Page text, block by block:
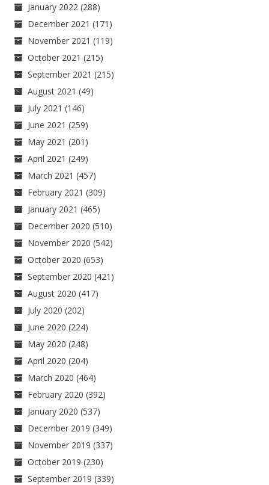
January 2022 (288)
December 2021 (171)
November 2021 (119)
October 2021 (215)
September 2021 (215)
August 2021 (49)
July 2021 (146)
June 2021 (259)
May 2021 (201)
April 2021 (249)
March 2021 (457)
February 2021 (309)
January 2021 (465)
December 2020 (510)
November 2020 (542)
October 2020 (653)
September 2020 (421)
August 2020 (417)
July 2020 (202)
June 2020 (224)
May 2020 (248)
April 2020 (204)
March 2020 (464)
February 2020 (392)
January 2020 (537)
December 2019 (349)
November 2019 (337)
October 2019 (230)
September 2019 (339)